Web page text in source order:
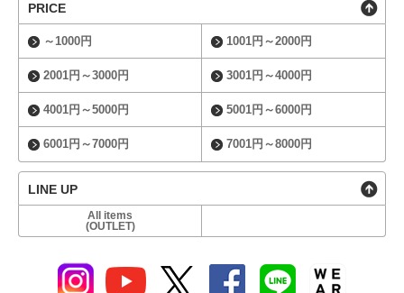
PRICE
～1000円 1001円～2000円
2001円～3000円 3001円～4000円
4001円～5000円 5001円～6000円
6001円～7000円 7001円～8000円
LINE UP
All items
(OUTLET)